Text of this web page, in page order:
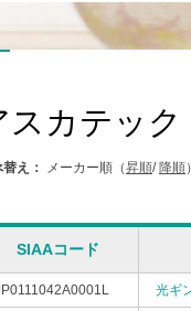
スカテック
え： メーカー順（昇順/ 降順）
SIAAコード
光ギ